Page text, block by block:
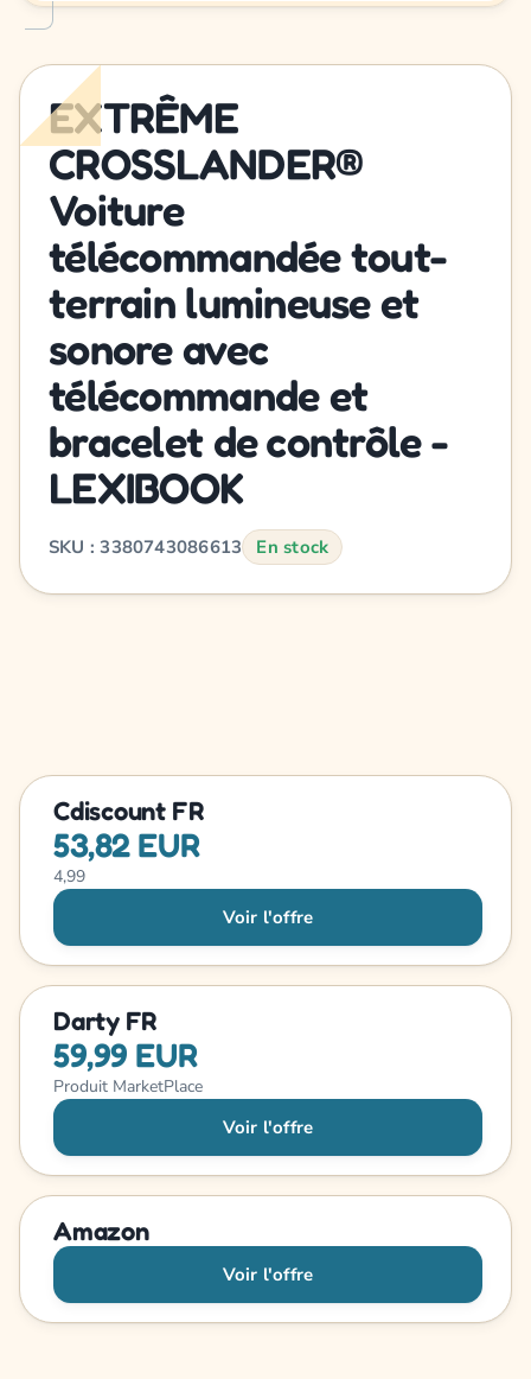
EXTRÊME
CROSSLANDER®
Voiture
télécommandée tout-
terrain lumineuse et
sonore avec
télécommande et
bracelet de contrôle -
LEXIBOOK
SKU : 3380743086613 En stock
Cdiscount FR
53,82 EUR
4,99
Voir l'offre
Darty FR
59,99 EUR
Produit MarketPlace
Voir l'offre
Amazon
Voir l'offre